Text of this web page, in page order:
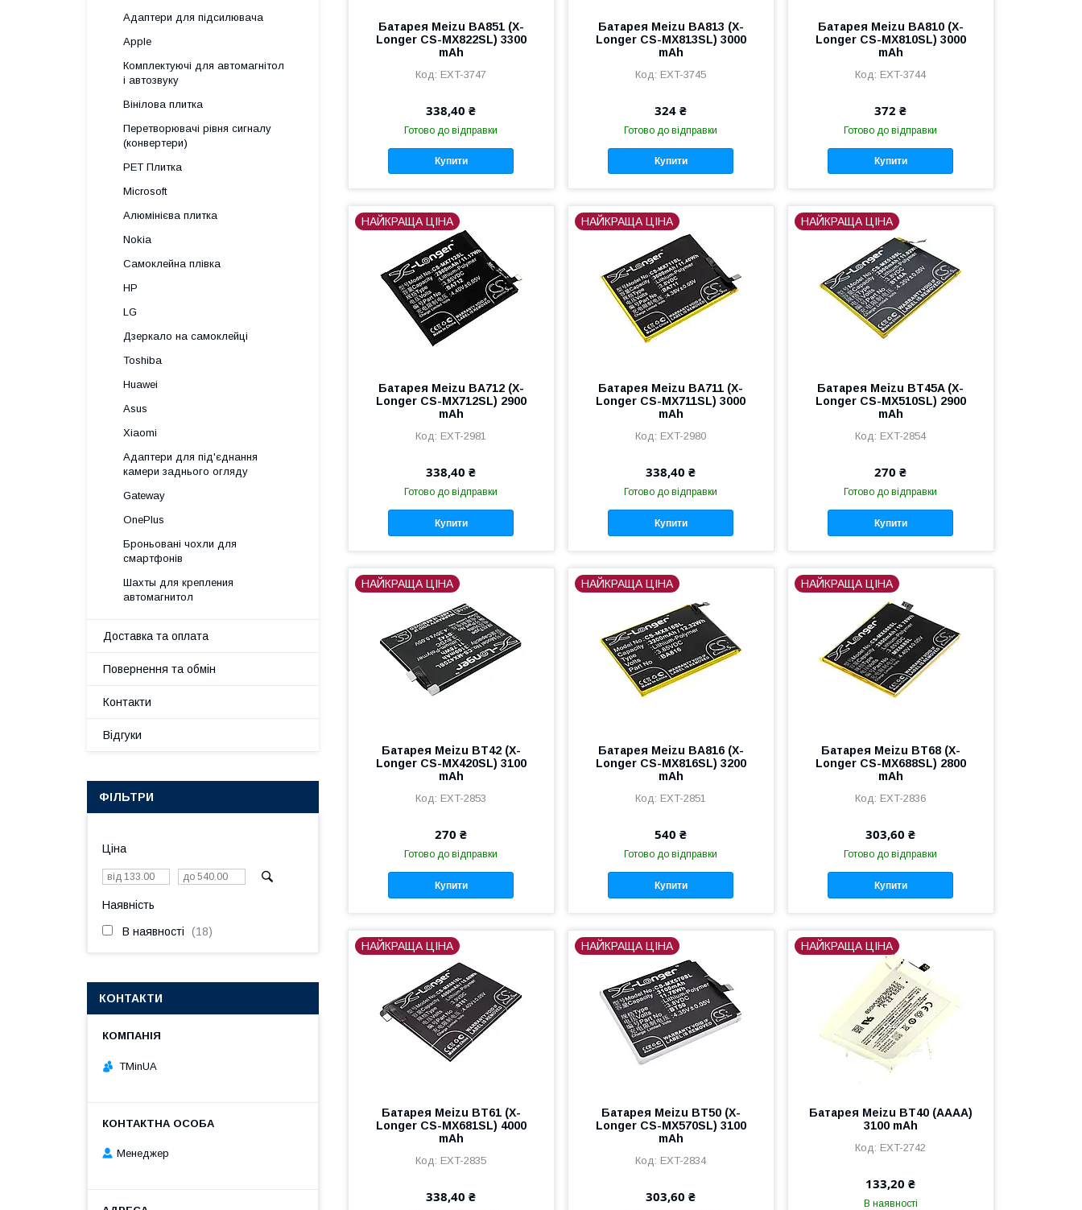
Батарея Meizu BA851 (X-
Longer CS-MX822SL) 3300
mAh
EXT-3747
338,40 ₴
Готово до відправки
Купити
Батарея Meizu BA813 (X-
Longer CS-MX813SL) 3000
mAh
EXT-3745
324 ₴
Готово до відправки
Купити
Батарея Meizu BA810 (X-
Longer CS-MX810SL) 3000
mAh
EXT-3744
372 ₴
Готово до відправки
Купити
НАЙКРАЩА ЦІНА
Батарея Meizu BA712 (X-
Longer CS-MX712SL) 2900
mAh
EXT-2981
338,40 ₴
Готово до відправки
Купити
НАЙКРАЩА ЦІНА
Батарея Meizu BA711 (X-
Longer CS-MX711SL) 3000
mAh
EXT-2980
338,40 ₴
Готово до відправки
Купити
НАЙКРАЩА ЦІНА
Батарея Meizu BT45A (X-
Longer CS-MX510SL) 2900
mAh
EXT-2854
270 ₴
Готово до відправки
Купити
НАЙКРАЩА ЦІНА
Батарея Meizu BT42 (X-
Longer CS-MX420SL) 3100
mAh
EXT-2853
270 ₴
Готово до відправки
Купити
НАЙКРАЩА ЦІНА
Батарея Meizu BA816 (X-
Longer CS-MX816SL) 3200
mAh
EXT-2851
540 ₴
Готово до відправки
Купити
НАЙКРАЩА ЦІНА
Батарея Meizu BT68 (X-
Longer CS-MX688SL) 2800
mAh
EXT-2836
303,60 ₴
Готово до відправки
Купити
НАЙКРАЩА ЦІНА
Батарея Meizu BT61 (X-
Longer CS-MX681SL) 4000
mAh
EXT-2835
338,40 ₴
НАЙКРАЩА ЦІНА
Батарея Meizu BT50 (X-
Longer CS-MX570SL) 3100
mAh
EXT-2834
303,60 ₴
НАЙКРАЩА ЦІНА
Батарея Meizu BT40 (AAAA)
3100 mAh
EXT-2742
133,20 ₴
В наявності
Адаптери для підсилювача
Apple
Комплектуючі для автомагнітол
і автозвуку
Вінілова плитка
Перетворювачі рівня сигналу
(конвертери)
PET Плитка
Microsoft
Алюмінієва плитка
Nokia
Самоклейна плівка
HP
LG
Дзеркало на самоклейці
Toshiba
Huawei
Asus
Xiaomi
Адаптери для під'єднання
камери заднього огляду
Gateway
OnePlus
Броньовані чохли для
смартфонів
Шахты для крепления
автомагнитол
Доставка та оплата
Повернення та обмін
Контакти
Відгуки
ФІЛЬТРИ
Ціна
Наявність
В наявності 18
КОНТАКТИ
TMinUA
Менеджер